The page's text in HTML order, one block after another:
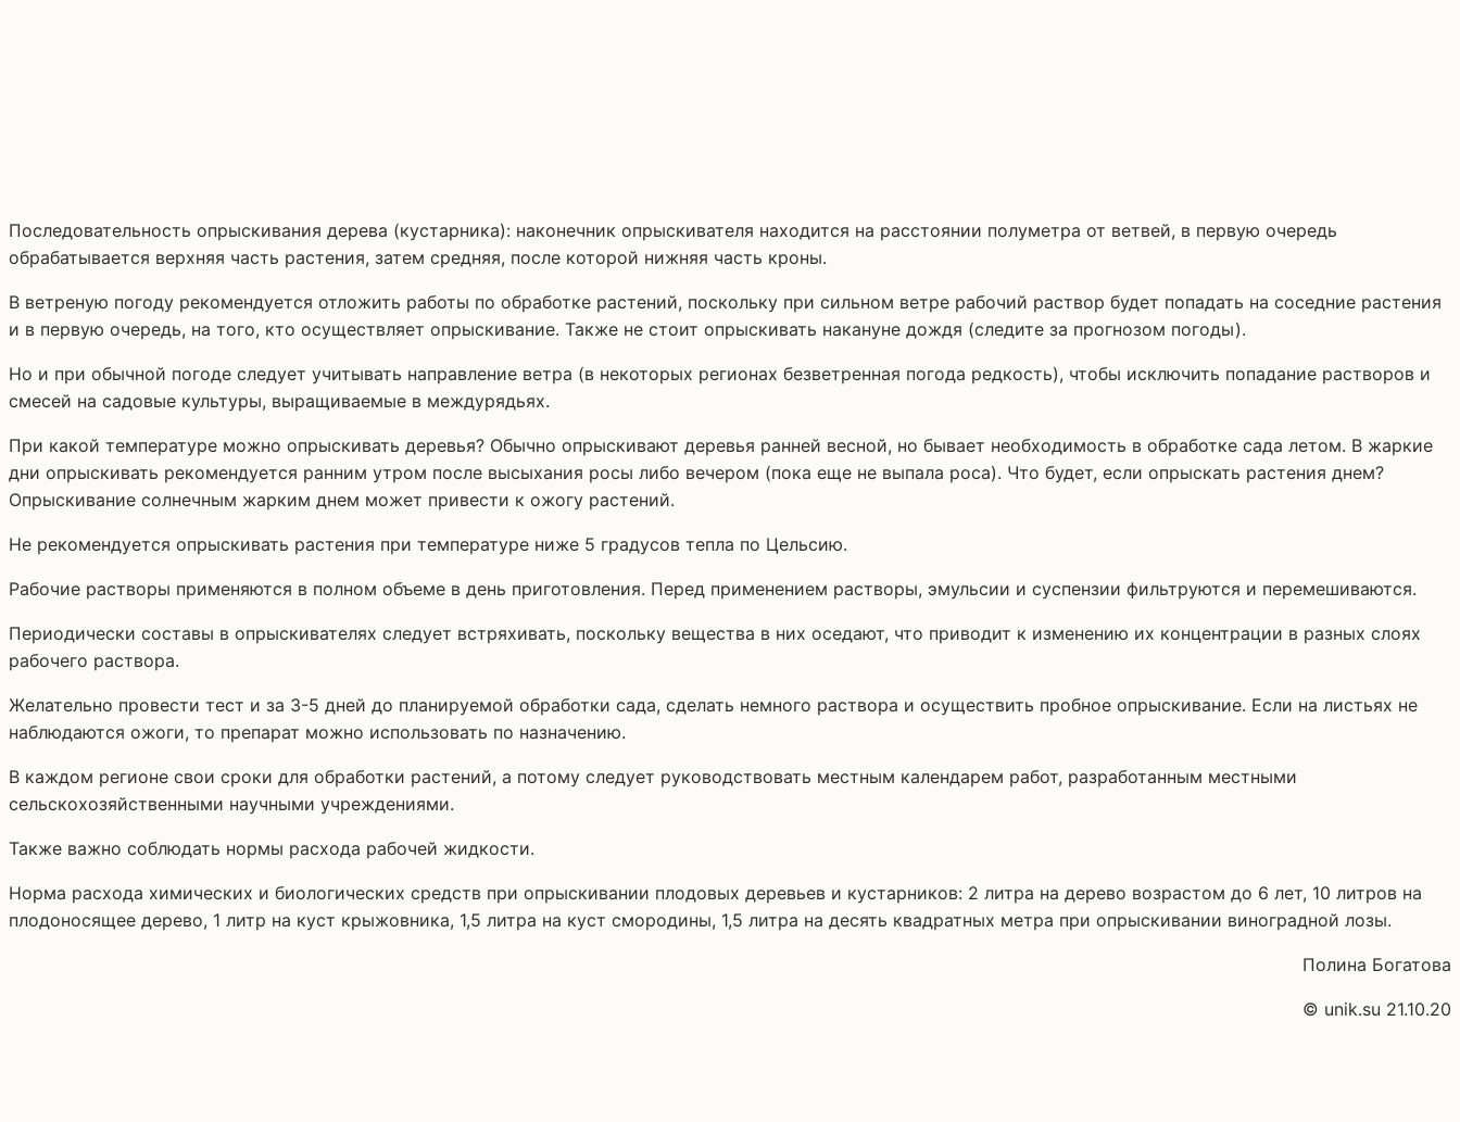
Последовательность опрыскивания дерева (кустарника): наконечник опрыскивателя находится на расстоянии полуметра от ветвей, в первую очередь
обрабатывается верхняя часть растения, затем средняя, после которой нижняя часть кроны.
В ветреную погоду рекомендуется отложить работы по обработке растений, поскольку при сильном ветре рабочий раствор будет попадать на соседние растения
и в первую очередь, на того, кто осуществляет опрыскивание. Также не стоит опрыскивать накануне дождя (следите за прогнозом погоды).
Но и при обычной погоде следует учитывать направление ветра (в некоторых регионах безветренная погода редкость), чтобы исключить попадание растворов и
смесей на садовые культуры, выращиваемые в междурядьях.
При какой температуре можно опрыскивать деревья? Обычно опрыскивают деревья ранней весной, но бывает необходимость в обработке сада летом. В жаркие
дни опрыскивать рекомендуется ранним утром после высыхания росы либо вечером (пока еще не выпала роса). Что будет, если опрыскать растения днем?
Опрыскивание солнечным жарким днем может привести к ожогу растений.
Не рекомендуется опрыскивать растения при температуре ниже 5 градусов тепла по Цельсию.
Рабочие растворы применяются в полном объеме в день приготовления. Перед применением растворы, эмульсии и суспензии фильтруются и перемешиваются.
Периодически составы в опрыскивателях следует встряхивать, поскольку вещества в них оседают, что приводит к изменению их концентрации в разных слоях
рабочего раствора.
Желательно провести тест и за 3-5 дней до планируемой обработки сада, сделать немного раствора и осуществить пробное опрыскивание. Если на листьях не
наблюдаются ожоги, то препарат можно использовать по назначению.
В каждом регионе свои сроки для обработки растений, а потому следует руководствовать местным календарем работ, разработанным местными
сельскохозяйственными научными учреждениями.
Также важно соблюдать нормы расхода рабочей жидкости.
Норма расхода химических и биологических средств при опрыскивании плодовых деревьев и кустарников: 2 литра на дерево возрастом до 6 лет, 10 литров на
плодоносящее дерево, 1 литр на куст крыжовника, 1,5 литра на куст смородины, 1,5 литра на десять квадратных метра при опрыскивании виноградной лозы.
Полина Богатова
© unik.su 21.10.20